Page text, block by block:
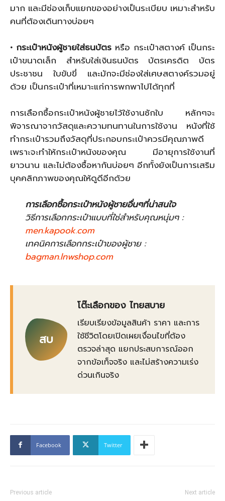
มาก และมีช่องเก็บแยกของอย่างเป็นระเบียบ เหมาะสำหรับ
คนที่ต้องเดินทางบ่อยๆ
• กระเป๋าหนังผู้ชายใส่ธนบัตร หรือ กระเป๋าสตางค์ เป็นกระ
เป๋าขนาดเล็ก สำหรับใส่เงินธนบัตร บัตรเครดิต บัตร
ประชาชน ใบขับขี่ และมักจะมีช่องใส่เศษสตางค์รวมอยู่
ด้วย เป็นกระเป๋าที่เหมาะแก่การพกพาไปได้ทุกที่
การเลือกซื้อกระเป๋าหนังผู้ชายไว้ใช้งานซักใบ หลักๆจะ
พิจารณาจากวัสดุและความทนทานในการใช้งาน หนังที่ใช้
ทำกระเป๋ารวมถึงวัสดุที่ประกอบกระเป๋าควรมีคุณภาพดี
เพราะจะทำให้กระเป๋าหนังของคุณ มีอายุการใช้งานที่
ยาวนาน และไม่ต้องซื้อหากันบ่อยๆ อีกทั้งยังเป็นการเสริม
บุคคลิกภาพของคุณให้ดูดีอีกด้วย
การเลือกซื้อกระเป๋าหนังผู้ชายอื่นๆที่น่าสนใจ
วิธีการเลือกกระเป๋าแบบที่ใช่สำหรับคุณหนุ่มๆ :
men.kapook.com
เทคนิคการเลือกกระเป๋าของผู้ชาย :
bagman.lnwshop.com
สบ
โต๊ะเลือกของ ไทยสบาย
เรียบเรียงข้อมูลสินค้า ราคา และการ
ใช้ชีวิตโดยเปิดเผยเงื่อนไขที่ต้อง
ตรวจล่าสุด แยกประสบการณ์ออก
จากข้อเท็จจริง และไม่สร้างความเร่ง
ด่วนเกินจริง
Facebook Twitter
Previous article Next article